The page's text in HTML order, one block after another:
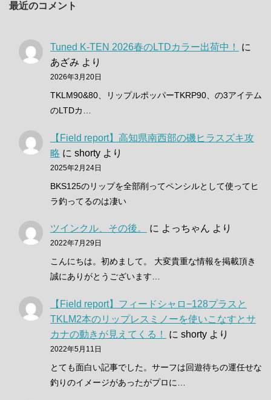
最近のコメント
Tuned K-TEN 2026春のLTDカラー出荷中！
に
あざみ より
2026年3月20日
TKLM90&80、リップルポッパーTKRP90、の3アイテム
のLTDカ…
【Field report】高知県南西部の磯ヒラスズキ攻
略 に shorty より
2025年2月24日
BKS125のリップを全部削ってペンシルとして使ってヒ
ラ釣ってるのは凄い
ツインクル、その後。 に よっちゃん より
2022年7月29日
こんにちは。初めまして。 大変貴重な情報を掲載頂き
誠にありがとうございます…
【Field report】フィードシャロ−128プラスと
TKLM2本のリップレスミノーを使いこなすとサ
カナの動きが見えてくる！
に shorty より
2022年5月11日
とても面白い記事でした。サーフは回遊待ちの運任せな
釣りのイメージがあったがプロに…